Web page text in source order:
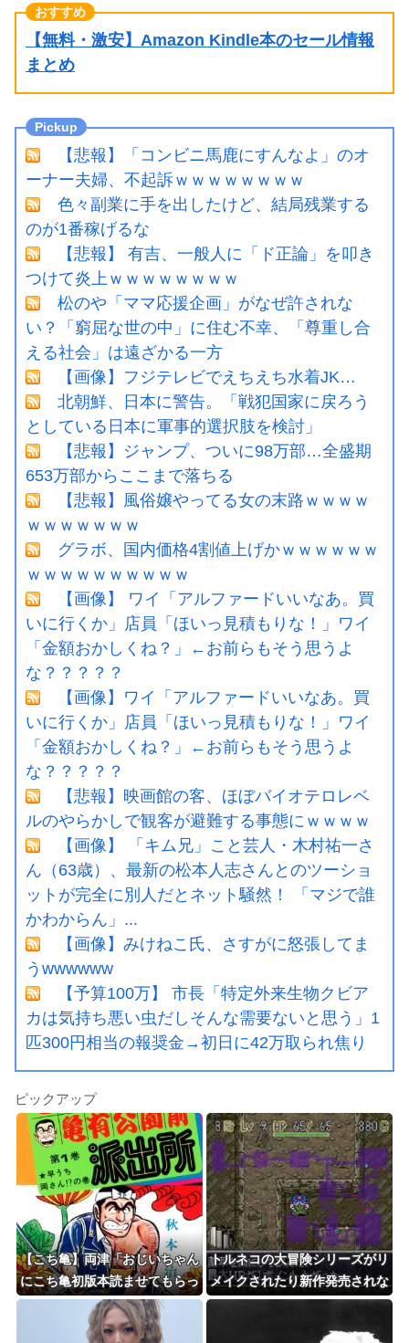
【無料・激安】Amazon Kindle本のセール情報
まとめ
【悲報】「コンビニ馬鹿にすんなよ」のオ
ーナー夫婦、不起訴ｗｗｗｗｗｗｗｗ
色々副業に手を出したけど、結局残業する
のが1番稼げるな
【悲報】 有吉、一般人に「ド正論」を叩き
つけて炎上ｗｗｗｗｗｗｗｗ
松のや「ママ応援企画」がなぜ許されな
い？「窮屈な世の中」に住む不幸、「尊重し合
える社会」は遠ざかる一方
【画像】フジテレビでえちえち水着JK…
北朝鮮、日本に警告。「戦犯国家に戻ろう
としている日本に軍事的選択肢を検討」
【悲報】ジャンプ、ついに98万部…全盛期
653万部からここまで落ちる
【悲報】風俗嬢やってる女の末路ｗｗｗｗ
ｗｗｗｗｗｗｗ
グラボ、国内価格4割値上げかｗｗｗｗｗｗ
ｗｗｗｗｗｗｗｗｗｗ
【画像】 ワイ「アルファードいいなあ。買
いに行くか」店員「ほいっ見積もりな！」ワイ
「金額おかしくね？」←お前らもそう思うよ
な？？？？？
【画像】ワイ「アルファードいいなあ。買
いに行くか」店員「ほいっ見積もりな！」ワイ
「金額おかしくね？」←お前らもそう思うよ
な？？？？？
【悲報】映画館の客、ほぼバイオテロレベ
ルのやらかしで観客が避難する事態にｗｗｗｗ
【画像】 「キム兄」こと芸人・木村祐一さ
ん（63歳）、最新の松本人志さんとのツーショ
ットが完全に別人だとネット騒然！ 「マジで誰
かわからん」...
【画像】みけねこ氏、さすがに怒張してま
うwwwwww
【予算100万】 市長「特定外来生物クビア
カは気持ち悪い虫だしそんな需要ないと思う」1
匹300円相当の報奨金→初日に42万取られ焦り
ピックアップ
【こち亀】両津「おじいちゃん
にこち亀初版本読ませてもらっ
てねー。内容は全く変わらない
から」→結果ｗｗｗ
トルネコの大冒険シリーズがリ
メイクされたり新作発売されな
い理由は？なぜ？